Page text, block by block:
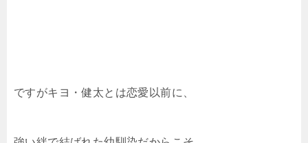
ですがキヨ・健太とは恋愛以前に、